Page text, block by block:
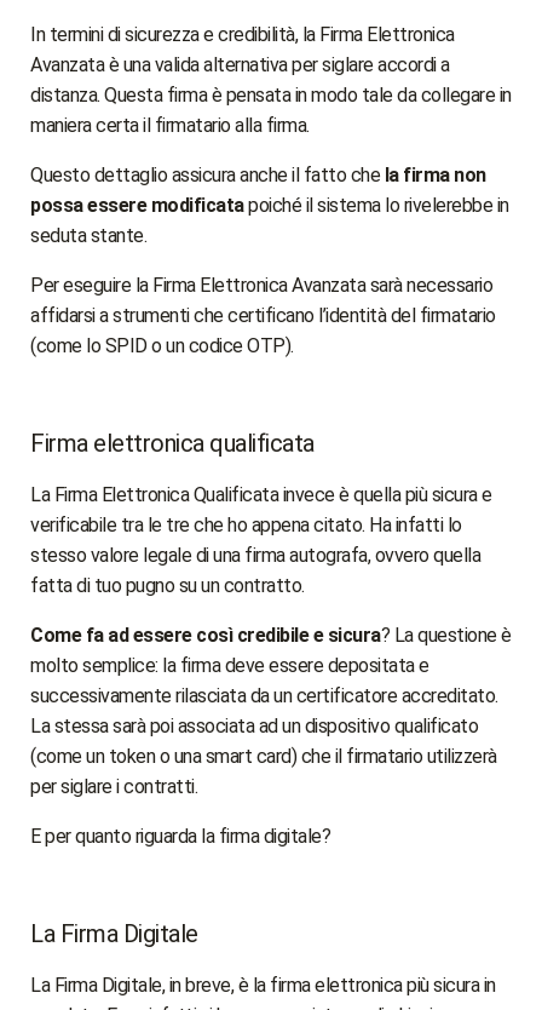
In termini di sicurezza e credibilità, la Firma Elettronica
Avanzata è una valida alternativa per siglare accordi a
distanza. Questa firma è pensata in modo tale da collegare in
maniera certa il firmatario alla firma.
Questo dettaglio assicura anche il fatto che la firma non
possa essere modificatapoiché il sistema lo rivelerebbe in
seduta stante.
Per eseguire la Firma Elettronica Avanzata sarà necessario
affidarsi a strumenti che certificano l’identità del firmatario
(come lo SPID o un codice OTP).
Firma elettronica qualificata
La Firma Elettronica Qualificata invece è quella più sicura e
verificabile tra le tre che ho appena citato. Ha infatti lo
stesso valore legale di una firma autografa, ovvero quella
fatta di tuo pugno su un contratto.
Come fa ad essere così credibile e sicura? La questione è
molto semplice: la firma deve essere depositata e
successivamente rilasciata da un certificatore accreditato.
La stessa sarà poi associata ad un dispositivo qualificato
(come un token o una smart card) che il firmatario utilizzerà
per siglare i contratti.
E per quanto riguarda la firma digitale?
La Firma Digitale
La Firma Digitale, in breve, è la firma elettronica più sicura in